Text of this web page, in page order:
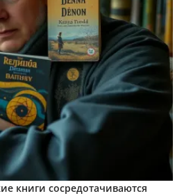
книги сосредотачиваются